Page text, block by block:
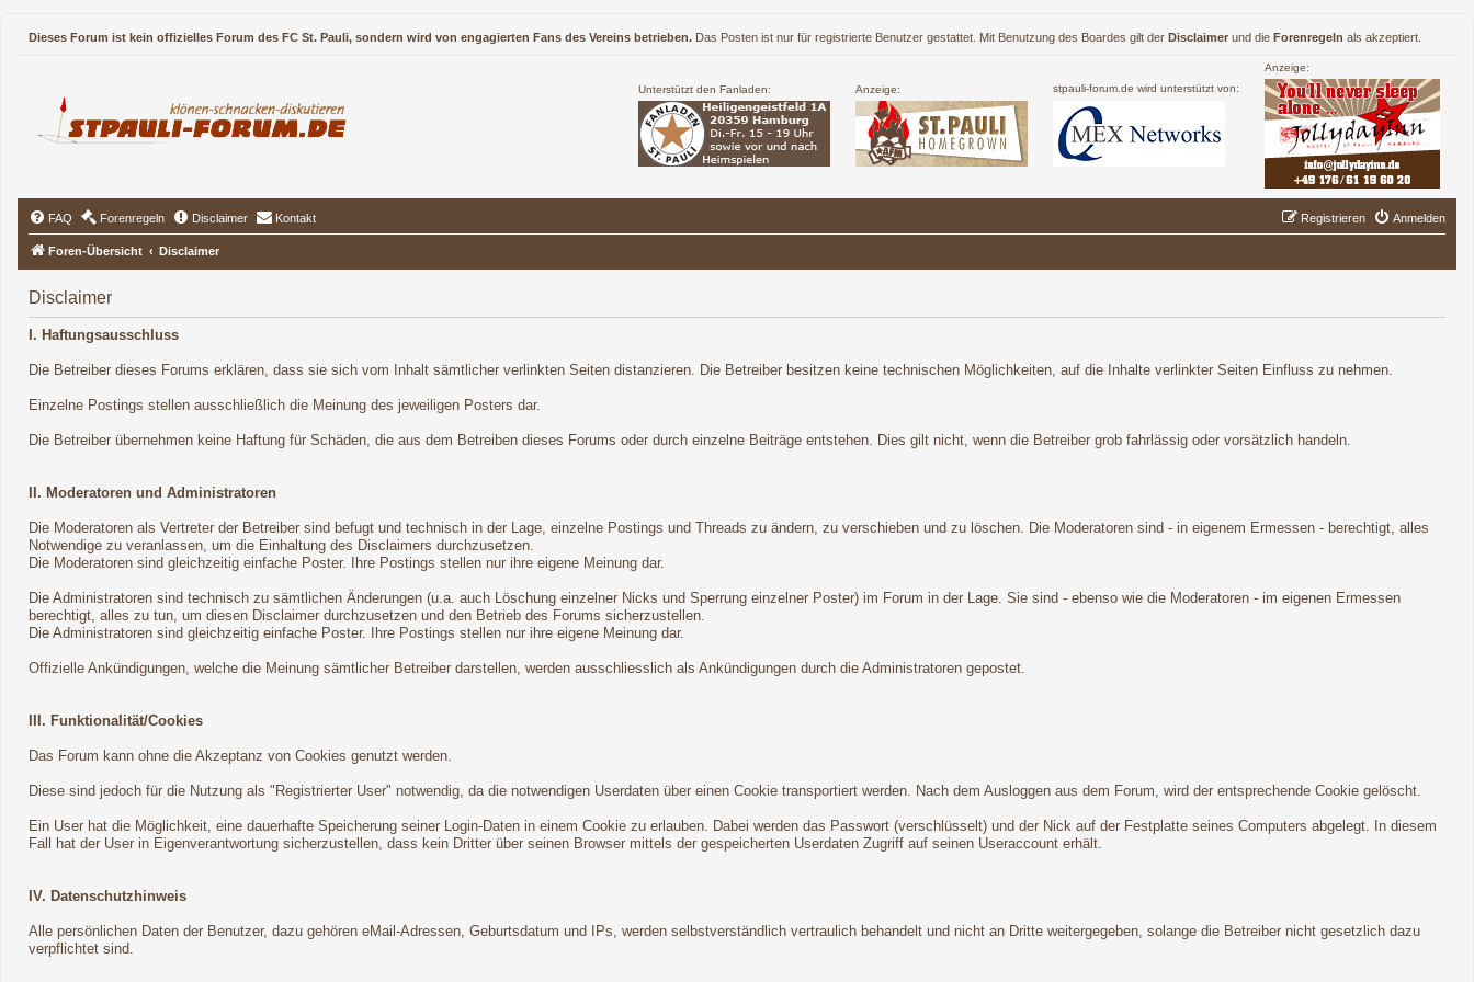
Dieses Forum ist kein offizielles Forum des FC St. Pauli, sondern wird von engagierten Fans des Vereins betrieben. Das Posten ist nur für registrierte Benutzer gestattet. Mit Benutzung des Boardes gilt der Disclaimer und die Forenregeln als akzeptiert.
Unterstützt den Fanladen: Anzeige: stpauli-forum.de wird unterstützt von:
Anzeige:
FAQ Forenregeln Disclaimer Kontakt Anmelden
Registrieren
Foren-Übersicht Disclaimer
Disclaimer
I. Haftungsausschluss
Die Betreiber dieses Forums erklären, dass sie sich vom Inhalt sämtlicher verlinkten Seiten distanzieren. Die Betreiber besitzen keine technischen Möglichkeiten, auf die Inhalte verlinkter Seiten Einfluss zu nehmen.
Einzelne Postings stellen ausschließlich die Meinung des jeweiligen Posters dar.
Die Betreiber übernehmen keine Haftung für Schäden, die aus dem Betreiben dieses Forums oder durch einzelne Beiträge entstehen. Dies gilt nicht, wenn die Betreiber grob fahrlässig oder vorsätzlich handeln.
II. Moderatoren und Administratoren
Die Moderatoren als Vertreter der Betreiber sind befugt und technisch in der Lage, einzelne Postings und Threads zu ändern, zu verschieben und zu löschen. Die Moderatoren sind - in eigenem Ermessen - berechtigt, alles
Notwendige zu veranlassen, um die Einhaltung des Disclaimers durchzusetzen.
Die Moderatoren sind gleichzeitig einfache Poster. Ihre Postings stellen nur ihre eigene Meinung dar.
Die Administratoren sind technisch zu sämtlichen Änderungen (u.a. auch Löschung einzelner Nicks und Sperrung einzelner Poster) im Forum in der Lage. Sie sind - ebenso wie die Moderatoren - im eigenen Ermessen
berechtigt, alles zu tun, um diesen Disclaimer durchzusetzen und den Betrieb des Forums sicherzustellen.
Die Administratoren sind gleichzeitig einfache Poster. Ihre Postings stellen nur ihre eigene Meinung dar.
Offizielle Ankündigungen, welche die Meinung sämtlicher Betreiber darstellen, werden ausschliesslich als Ankündigungen durch die Administratoren gepostet.
III. Funktionalität/Cookies
Das Forum kann ohne die Akzeptanz von Cookies genutzt werden.
Diese sind jedoch für die Nutzung als "Registrierter User" notwendig, da die notwendigen Userdaten über einen Cookie transportiert werden. Nach dem Ausloggen aus dem Forum, wird der entsprechende Cookie gelöscht.
Ein User hat die Möglichkeit, eine dauerhafte Speicherung seiner Login-Daten in einem Cookie zu erlauben. Dabei werden das Passwort (verschlüsselt) und der Nick auf der Festplatte seines Computers abgelegt. In diesem
Fall hat der User in Eigenverantwortung sicherzustellen, dass kein Dritter über seinen Browser mittels der gespeicherten Userdaten Zugriff auf seinen Useraccount erhält.
IV. Datenschutzhinweis
Alle persönlichen Daten der Benutzer, dazu gehören eMail-Adressen, Geburtsdatum und IPs, werden selbstverständlich vertraulich behandelt und nicht an Dritte weitergegeben, solange die Betreiber nicht gesetzlich dazu
verpflichtet sind.